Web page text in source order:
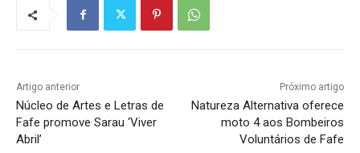
Artigo anterior
Núcleo de Artes e Letras de
Fafe promove Sarau ‘Viver
Abril’
Próximo artigo
Natureza Alternativa oferece
moto 4 aos Bombeiros
Voluntários de Fafe